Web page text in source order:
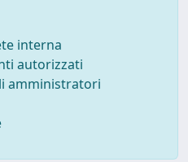
interna
autorizzati
amministratori